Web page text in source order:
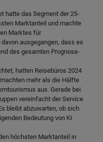
hatte das Segment der 25-
Marktanteil und machte
Marktes für
ausgegangen, dass es
des gesamten Prognose-
hatten Reisebüros 2024
mehr als die Hälfte
aus. Gerade bei
vereinfacht der Service
bleibt abzuwarten, ob sich
Bedeutung von KI
höchsten Marktanteil in